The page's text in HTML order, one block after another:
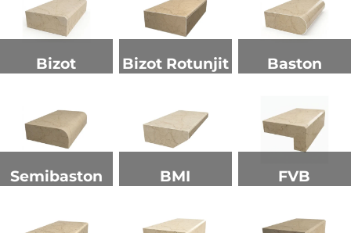
Bizot Bizot Rotunjit Baston
Semibaston BMI FVB